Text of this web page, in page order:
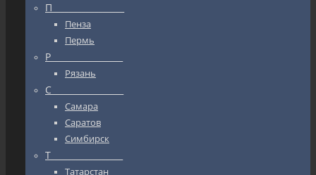
П_________________
Пенза
Пермь
Р_________________
Рязань
С_________________
Самара
Саратов
Симбирск
Т_________________
Татарстан